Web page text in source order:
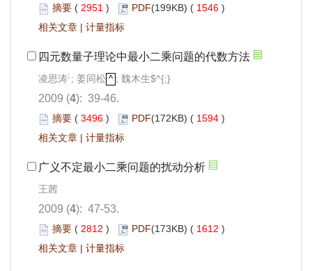
摘要 ( 2951 ) PDF(199KB) ( 1546 )
相关文章 | 计量指标
四元数量子理论中最小二乘问题的代数方法
凌思涛;;; 姜同松 ^
^ ; 魏木生$^{;}
2009 (4): 39-46.
摘要 ( 3496 ) PDF(172KB) ( 1594 )
相关文章 | 计量指标
广义不定最小二乘问题的扰动分析
王茜
2009 (4): 47-53.
摘要 ( 2812 ) PDF(173KB) ( 1612 )
相关文章 | 计量指标